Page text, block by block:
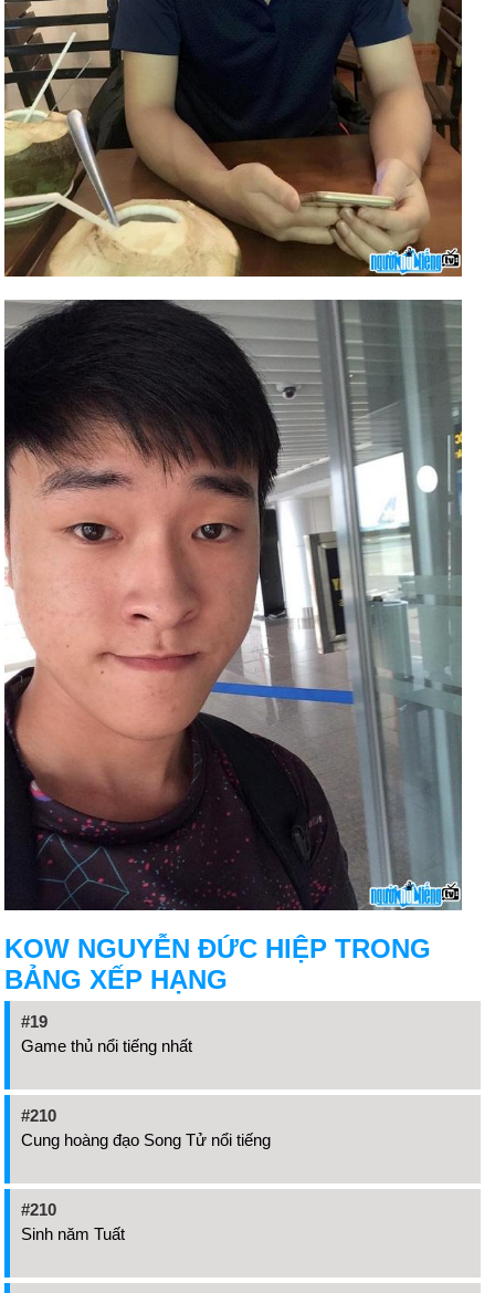
KOW NGUYỄN ĐỨC HIỆP TRONG
BẢNG XẾP HẠNG
#19
Game thủ nổi tiếng nhất
#210
Cung hoàng đạo Song Tử nổi tiếng
#210
Sinh năm Tuất